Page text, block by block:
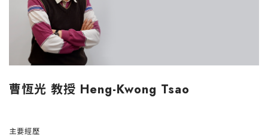
曹恆光 教授 Heng-Kwong Tsao
主要經歷